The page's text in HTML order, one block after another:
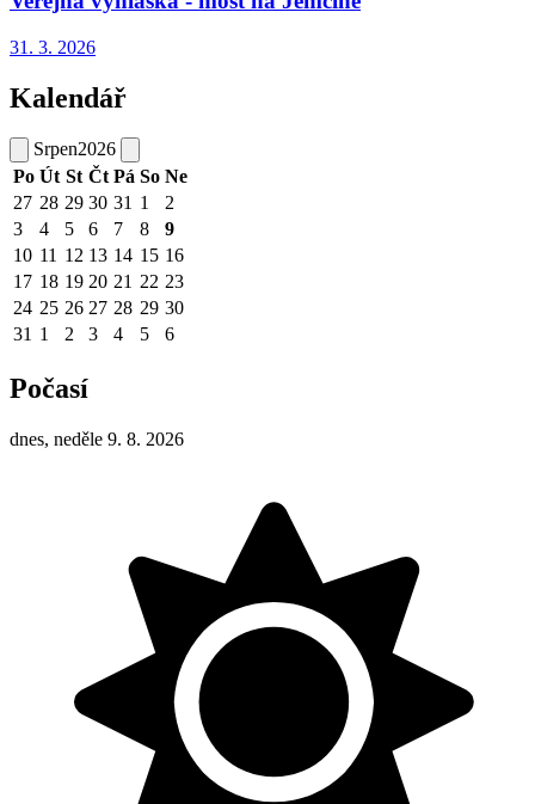
31. 3. 2026
Kalendář
Srpen2026
Po Út St Čt Pá So Ne
27 28 29 30 31 1
2
3
4 5 6 7 8
9
10 11 12 13 14 15 16
17 18 19 20 21 22 23
24 25 26 27 28 29 30
31 1 2 3 4 5 6
Počasí
dnes, neděle 9. 8. 2026